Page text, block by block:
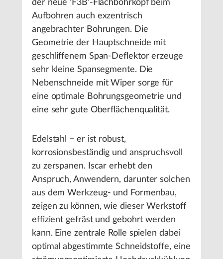
der neue ‘F3B‘-Flachbohrkopf beim
Aufbohren auch exzentrisch
angebrachter Bohrungen. Die
Geometrie der Hauptschneide mit
geschliffenem Span-Deflektor erzeuge
sehr kleine Spansegmente. Die
Nebenschneide mit Wiper sorge für
eine optimale Bohrungsgeometrie und
eine sehr gute Oberflächenqualität.
Edelstahl − er ist robust,
korrosionsbeständig und anspruchsvoll
zu zerspanen. Iscar erhebt den
Anspruch, Anwendern, darunter solchen
aus dem Werkzeug- und Formenbau,
zeigen zu können, wie dieser Werkstoff
effizient gefräst und gebohrt werden
kann. Eine zentrale Rolle spielen dabei
optimal abgestimmte Schneidstoffe, eine